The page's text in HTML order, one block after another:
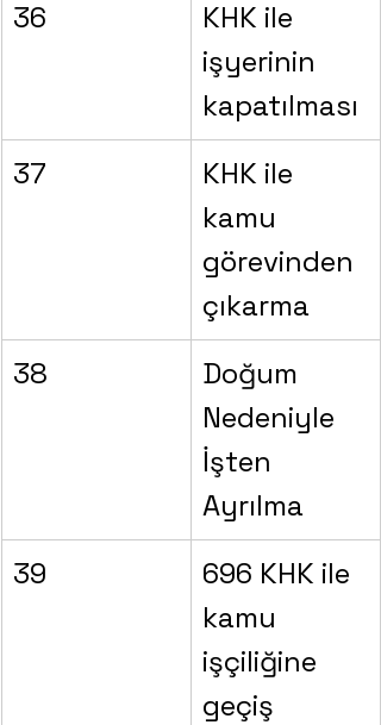
36
KHK ile
işyerinin
kapatılması
37
KHK ile
kamu
görevinden
çıkarma
38
Doğum
Nedeniyle
İşten
Ayrılma
39
696 KHK ile
kamu
işçiliğine
geçiş